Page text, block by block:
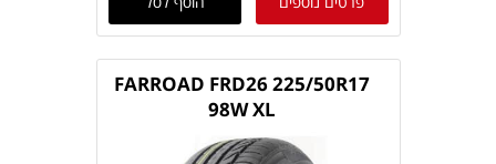
FARROAD FRD26 225/50R17
98W XL